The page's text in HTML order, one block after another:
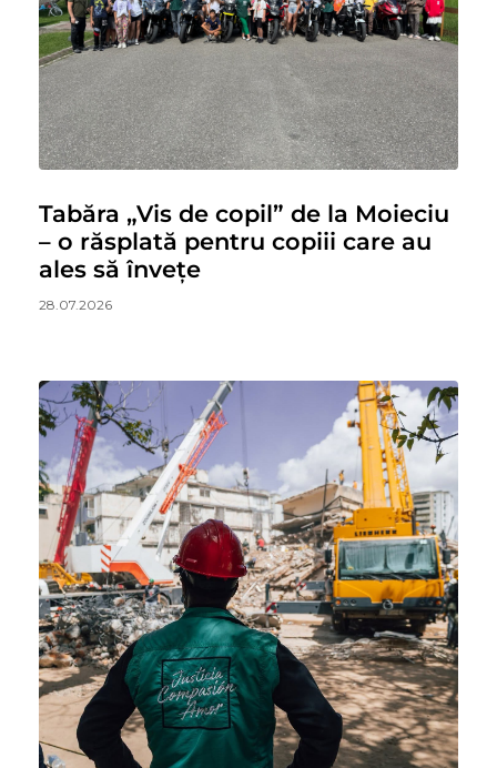
Tabăra „Vis de copil” de la Moieciu
– o răsplată pentru copiii care au
ales să învețe
28.07.2026